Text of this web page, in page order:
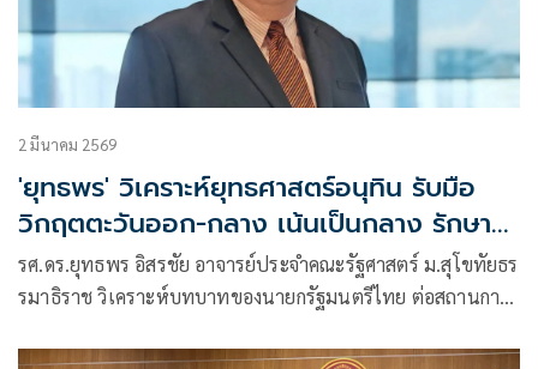
2 มีนาคม 2569
'ยุทธพร' วิเคราะห์ยุทธศาสตร์อนุทิน รับมือ
วิกฤตตะวันออก-กลาง เน้นเป็นกลาง รักษา
ดุลการทูต
รศ.ดร.ยุทธพร อิสรชัย อาจารย์ประจำคณะรัฐศาสตร์ ม.สุโขทัยธร
รมาธิราช วิเคราะห์บทบาทของนายกรัฐมนตรีไทย ต่อสถานกา